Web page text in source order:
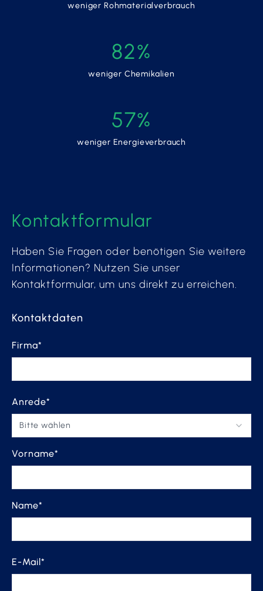
weniger Rohmaterialverbrauch
82%
weniger Chemikalien
57%
weniger Energieverbrauch
Kontaktformular
Haben Sie Fragen oder benötigen Sie weitere
Informationen? Nutzen Sie unser
Kontaktformular, um uns direkt zu erreichen.
Kontaktdaten
Firma*
Anrede*
Bitte wählen
Vorname*
Name*
E-Mail*